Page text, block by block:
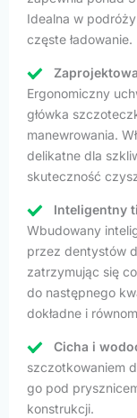
Idealna w
częste ładowanie.
Ergonomiczny
główka
manewrowania.
delikatne dla
skuteczność
Inteligentny
Wbudowany
przez dentystów
zatrzymując się
do następnego
dokładne i
Cicha i
szczotkowaniem
go pod
konstrukcji.